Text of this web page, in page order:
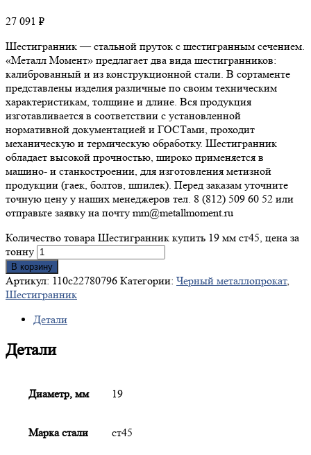
27 091 ₽
Шестигранник — стальной пруток с шестигранным сечением.
«Металл Момент» предлагает два вида шестигранников:
калиброванный и из конструкционной стали. В сортаменте
представлены изделия различные по своим техническим
характеристикам, толщине и длине. Вся продукция
изготавливается в соответствии с установленной
нормативной документацией и ГОСТами, проходит
механическую и термическую обработку. Шестигранник
обладает высокой прочностью, широко применяется в
машино- и станкостроении, для изготовления метизной
продукции (гаек, болтов, шпилек). Перед заказам уточните
точную цену у наших менеджеров тел. 8 (812) 509 60 52 или
отправьте заявку на почту mm@metallmoment.ru
Количество товара Шестигранник купить 19 мм ст45, цена за
тонну
В корзину
Артикул: 110c22780796 Категории: Черный металлопрокат,
Шестигранник
Детали
Детали
Диаметр, мм 19
Марка стали ст45